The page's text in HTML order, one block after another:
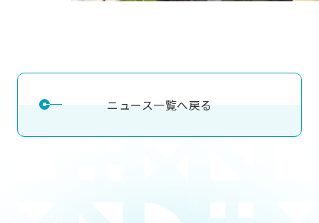
ニュース一覧へ戻る